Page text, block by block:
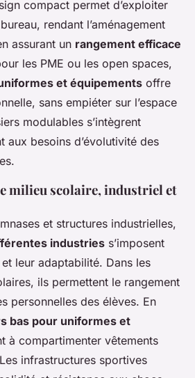
compact permet d’exploiter
rendant l’aménagement
assurant un rangement efficace
les PME ou les open spaces,
et équipements offre
sans empiéter sur l’espace
modulables s’intègrent
aux besoins d’évolutivité des
milieu scolaire, industriel et
et structures industrielles,
industries s’imposent
leur adaptabilité. Dans les
ils permettent le rangement
personnelles des élèves. En
bas pour uniformes et
à compartimenter vêtements
infrastructures sportives